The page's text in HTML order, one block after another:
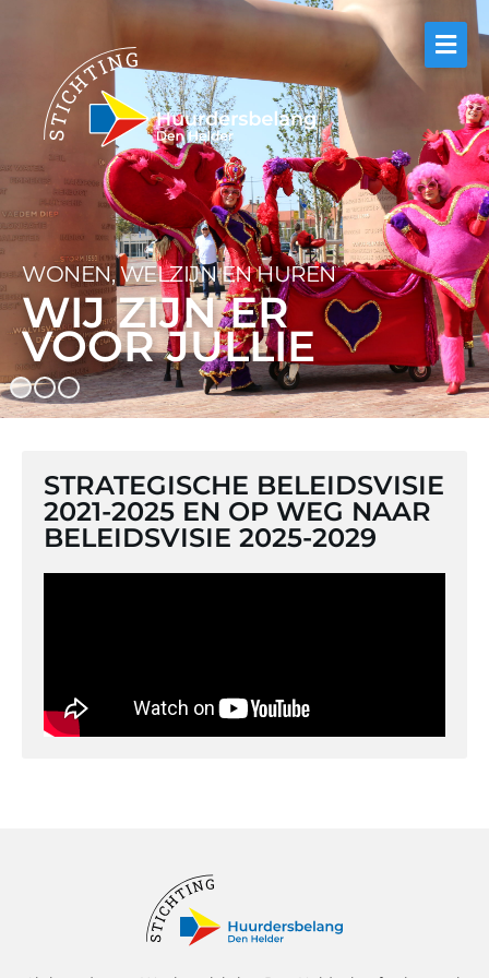
WONEN, WELZIJN EN HUREN
WIJ ZIJN ER
VOOR JULLIE
STRATEGISCHE BELEIDSVISIE
2021-2025 EN OP WEG NAAR
BELEIDSVISIE 2025-2029